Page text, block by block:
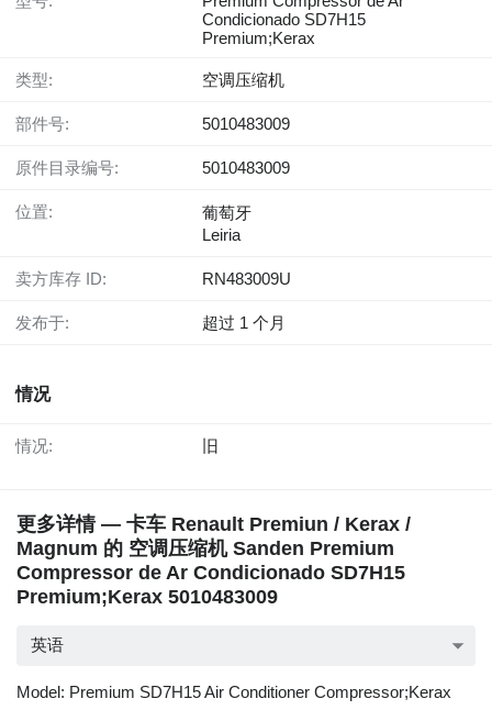
Condicionado SD7H15
Premium;Kerax
类型: 空调压缩机
部件号: 5010483009
原件目录编号: 5010483009
位置:
葡萄牙
Leiria
卖方库存 ID: RN483009U
发布于: 超过 1 个月
情况
情况: 旧
更多详情 — 卡车 Renault Premiun / Kerax /
Magnum 的 空调压缩机 Sanden Premium
Compressor de Ar Condicionado SD7H15
Premium;Kerax 5010483009
英语
Model: Premium SD7H15 Air Conditioner Compressor;Kerax